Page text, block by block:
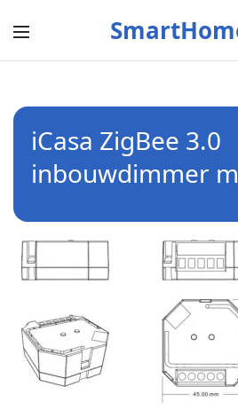
iCasa ZigBee 3.0
inbouwdimmer